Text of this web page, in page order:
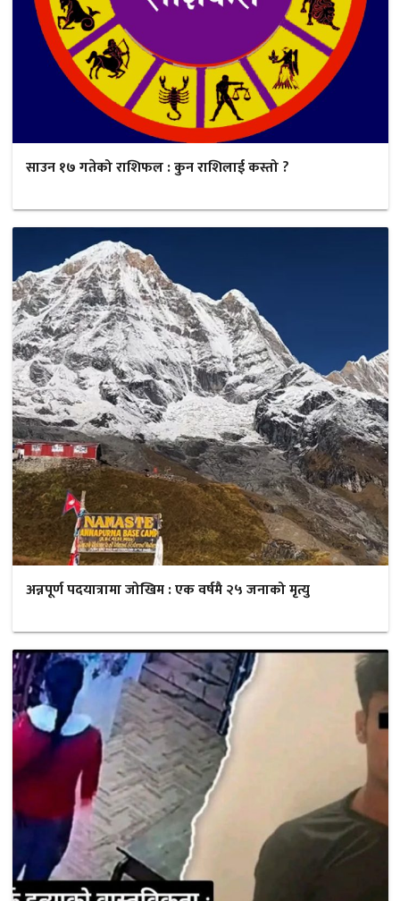
साउन १७ गतेको राशिफल : कुन राशिलाई कस्तो ?
अन्नपूर्ण पदयात्रामा जोखिम : एक वर्षमै २५ जनाको मृत्यु